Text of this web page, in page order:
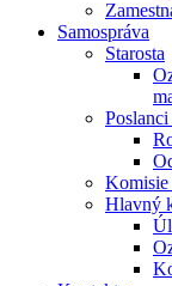
Samospráva
Starosta
Hlavný